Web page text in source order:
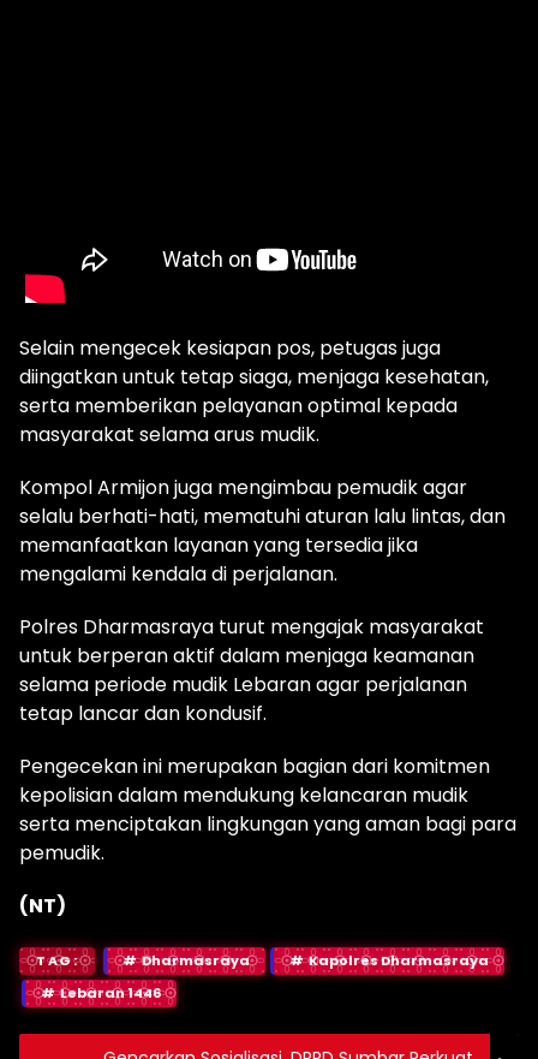
Selain mengecek kesiapan pos, petugas juga
diingatkan untuk tetap siaga, menjaga kesehatan,
serta memberikan pelayanan optimal kepada
masyarakat selama arus mudik.
Kompol Armijon juga mengimbau pemudik agar
selalu berhati-hati, mematuhi aturan lalu lintas, dan
memanfaatkan layanan yang tersedia jika
mengalami kendala di perjalanan.
Polres Dharmasraya turut mengajak masyarakat
untuk berperan aktif dalam menjaga keamanan
selama periode mudik Lebaran agar perjalanan
tetap lancar dan kondusif.
Pengecekan ini merupakan bagian dari komitmen
kepolisian dalam mendukung kelancaran mudik
serta menciptakan lingkungan yang aman bagi para
pemudik.
(NT)
TAG: Dharmasraya
Kapolres Dharmasraya
Lebaran 1446